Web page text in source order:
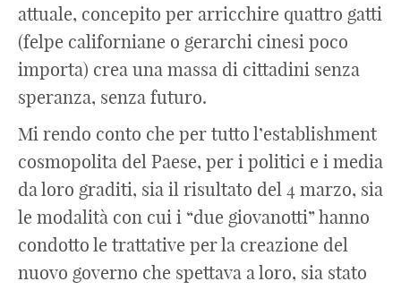
attuale, concepito per arricchire quattro gatti
(felpe californiane o gerarchi cinesi poco
importa) crea una massa di cittadini senza
speranza, senza futuro.
Mi rendo conto che per tutto l’establishment
cosmopolita del Paese, per i politici e i media
da loro graditi, sia il risultato del 4 marzo, sia
le modalità con cui i “due giovanotti” hanno
condotto le trattative per la creazione del
nuovo governo che spettava a loro, sia stato